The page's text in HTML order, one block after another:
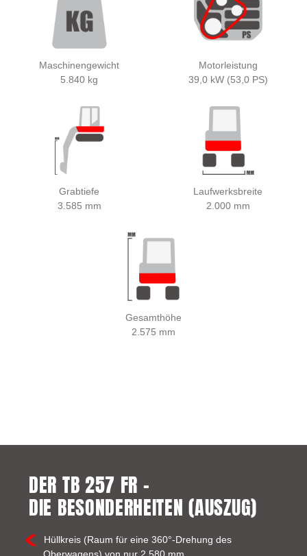
Maschinengewicht
5.840 kg
Motorleistung
39,0 kW (53,0 PS)
Grabtiefe
3.585 mm
Laufwerksbreite
2.000 mm
Gesamthöhe
2.575 mm
DER TB 257 FR –
DIE BESONDERHEITEN (AUSZUG)
Hüllkreis (Raum für eine 360°-Drehung des